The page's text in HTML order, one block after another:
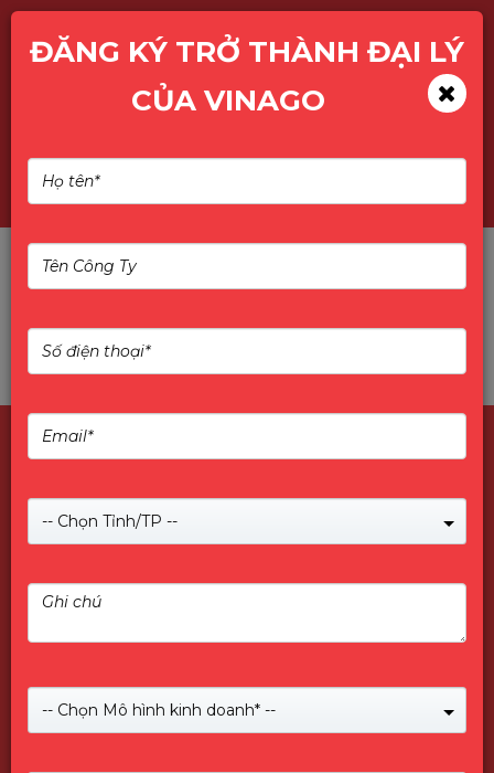
ĐĂNG KÝ TRỞ THÀNH ĐẠI LÝ
CỦA VINAGO
-- Chọn Tỉnh/TP --
-- Chọn Mô hình kinh doanh* --